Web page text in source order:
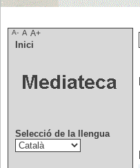
A- A A+
Inici
Selecció de la llengua